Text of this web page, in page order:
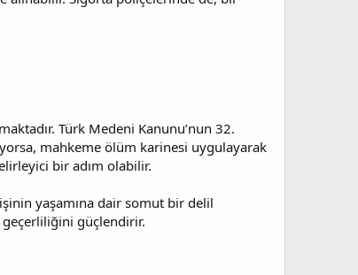
Türk Medeni Kanunu’nun 32.
mahkeme ölüm karinesi uygulayarak
bir adım olabilir.
yaşamına dair somut bir delil
geçerliliğini güçlendirir.